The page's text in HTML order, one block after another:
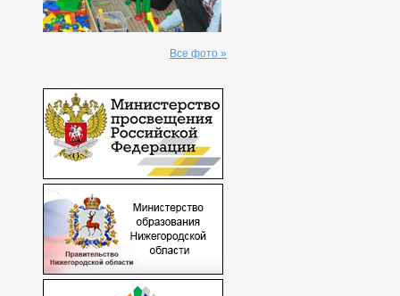
Все фото »